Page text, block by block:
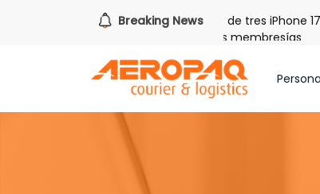
Breaking News
de Cash PAQ! Gana uno de tres iPhone 17
libras gratis por tres meses nuevas membresías